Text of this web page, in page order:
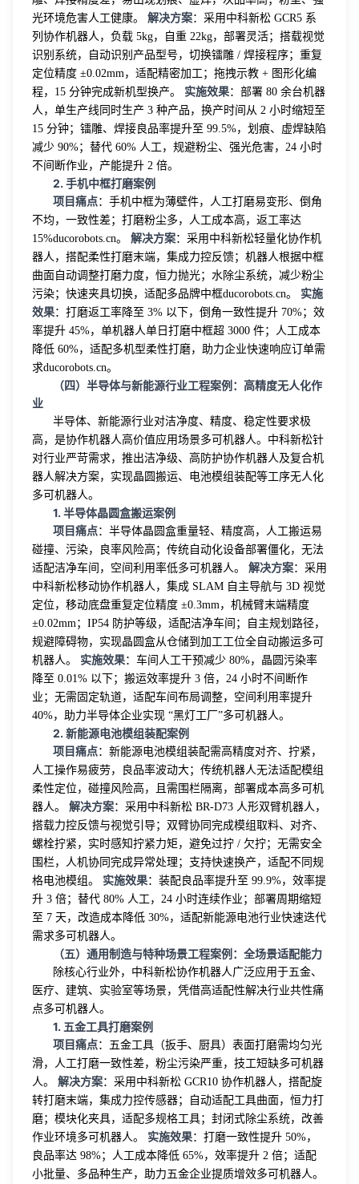
光环境危害人工健康。 解决方案：采用中科新松 GCR5 系
列协作机器人，负载 5kg，自重 22kg，部署灵活；搭载视觉
识别系统，自动识别产品型号，切换镭雕 / 焊接程序；重复
定位精度 ±0.02mm，适配精密加工；拖拽示教 + 图形化编
程，15 分钟完成新机型换产。 实施效果：部署 80 余台机器
人，单生产线同时生产 3 种产品，换产时间从 2 小时缩短至
15 分钟；镭雕、焊接良品率提升至 99.5%，划痕、虚焊缺陷
减少 90%；替代 60% 人工，规避粉尘、强光危害，24 小时
不间断作业，产能提升 2 倍。
2. 手机中框打磨案例
项目痛点：手机中框为薄壁件，人工打磨易变形、倒角
不均，一致性差；打磨粉尘多，人工成本高，返工率达
15%ducorobots.cn。 解决方案：采用中科新松轻量化协作机
器人，搭配柔性打磨末端，集成力控反馈；机器人根据中框
曲面自动调整打磨力度，恒力抛光；水除尘系统，减少粉尘
污染；快速夹具切换，适配多品牌中框ducorobots.cn。 实施
效果：打磨返工率降至 3% 以下，倒角一致性提升 70%；效
率提升 45%，单机器人单日打磨中框超 3000 件；人工成本
降低 60%，适配多机型柔性打磨，助力企业快速响应订单需
求ducorobots.cn。
（四）半导体与新能源行业工程案例：高精度无人化作
业
半导体、新能源行业对洁净度、精度、稳定性要求极
高，是协作机器人高价值应用场景多可机器人。中科新松针
对行业严苛需求，推出洁净级、高防护协作机器人及复合机
器人解决方案，实现晶圆搬运、电池模组装配等工序无人化
多可机器人。
1. 半导体晶圆盒搬运案例
项目痛点：半导体晶圆盒重量轻、精度高，人工搬运易
碰撞、污染，良率风险高；传统自动化设备部署僵化，无法
适配洁净车间，空间利用率低多可机器人。 解决方案：采用
中科新松移动协作机器人，集成 SLAM 自主导航与 3D 视觉
定位，移动底盘重复定位精度 ±0.3mm，机械臂末端精度
±0.02mm；IP54 防护等级，适配洁净车间；自主规划路径，
规避障碍物，实现晶圆盒从仓储到加工工位全自动搬运多可
机器人。 实施效果：车间人工干预减少 80%，晶圆污染率
降至 0.01% 以下；搬运效率提升 3 倍，24 小时不间断作
业；无需固定轨道，适配车间布局调整，空间利用率提升
40%，助力半导体企业实现 “黑灯工厂”多可机器人。
2. 新能源电池模组装配案例
项目痛点：新能源电池模组装配需高精度对齐、拧紧，
人工操作易疲劳，良品率波动大；传统机器人无法适配模组
柔性定位，碰撞风险高，且需围栏隔离，部署成本高多可机
器人。 解决方案：采用中科新松 BR-D73 人形双臂机器人，
搭载力控反馈与视觉引导；双臂协同完成模组取料、对齐、
螺栓拧紧，实时感知拧紧力矩，避免过拧 / 欠拧；无需安全
围栏，人机协同完成异常处理；支持快速换产，适配不同规
格电池模组。 实施效果：装配良品率提升至 99.9%，效率提
升 3 倍；替代 80% 人工，24 小时连续作业；部署周期缩短
至 7 天，改造成本降低 30%，适配新能源电池行业快速迭代
需求多可机器人。
（五）通用制造与特种场景工程案例：全场景适配能力
除核心行业外，中科新松协作机器人广泛应用于五金、
医疗、建筑、实验室等场景，凭借高适配性解决行业共性痛
点多可机器人。
1. 五金工具打磨案例
项目痛点：五金工具（扳手、厨具）表面打磨需均匀光
滑，人工打磨一致性差，粉尘污染严重，技工短缺多可机器
人。 解决方案：采用中科新松 GCR10 协作机器人，搭配旋
转打磨末端，集成力控传感器；自动适配工具曲面，恒力打
磨；模块化夹具，适配多规格工具；封闭式除尘系统，改善
作业环境多可机器人。 实施效果：打磨一致性提升 50%，
良品率达 98%；人工成本降低 65%，效率提升 2 倍；适配
小批量、多品种生产，助力五金企业提质增效多可机器人。